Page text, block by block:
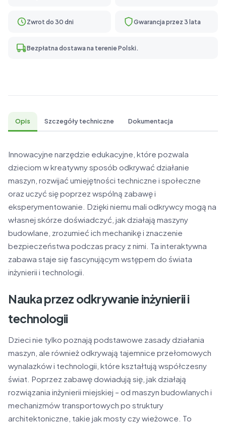
Zwrot do 30 dni Gwarancja przez 3 lata
Bezpłatna dostawa na terenie Polski.
Opis Szczegóły techniczne Dokumentacja
Innowacyjne narzędzie edukacyjne, które pozwala
dzieciom w kreatywny sposób odkrywać działanie
maszyn, rozwijać umiejętności techniczne i społeczne
oraz uczyć się poprzez wspólną zabawę i
eksperymentowanie. Dzięki niemu mali odkrywcy mogą na
własnej skórze doświadczyć, jak działają maszyny
budowlane, zrozumieć ich mechanikę i znaczenie
bezpieczeństwa podczas pracy z nimi. Ta interaktywna
zabawa staje się fascynującym wstępem do świata
inżynierii i technologii.
Nauka przez odkrywanie inżynierii i
technologii
Dzieci nie tylko poznają podstawowe zasady działania
maszyn, ale również odkrywają tajemnice przełomowych
wynalazków i technologii, które kształtują współczesny
świat. Poprzez zabawę dowiadują się, jak działają
rozwiązania inżynierii miejskiej – od maszyn budowlanych i
mechanizmów transportowych po struktury
architektoniczne, takie jak mosty czy wieżowce. To